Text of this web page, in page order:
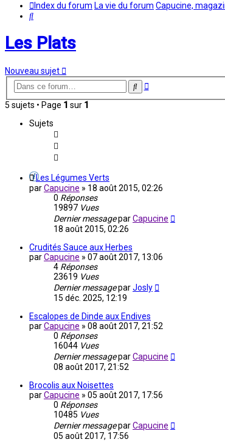
Index du forum La vie du forum Capucine,
Rechercher
Les Plats
Nouveau sujet
Rechercher
Recherche
5 sujets • Page 1 sur 1
Sujets
Les Légumes Verts
parCapucine » 18 août 2015, 02:26
0 Réponses
19897 Vues
Dernier messageparCapucine
18 août 2015, 02:26
Crudités Sauce aux Herbes
parCapucine » 07 août 2017, 13:06
4 Réponses
23619 Vues
Dernier messageparJosly
15 déc. 2025, 12:19
Escalopes de Dinde aux Endives
parCapucine » 08 août 2017, 21:52
0 Réponses
16044 Vues
Dernier messageparCapucine
08 août 2017, 21:52
Brocolis aux Noisettes
parCapucine » 05 août 2017, 17:56
0 Réponses
10485 Vues
Dernier messageparCapucine
05 août 2017, 17:56